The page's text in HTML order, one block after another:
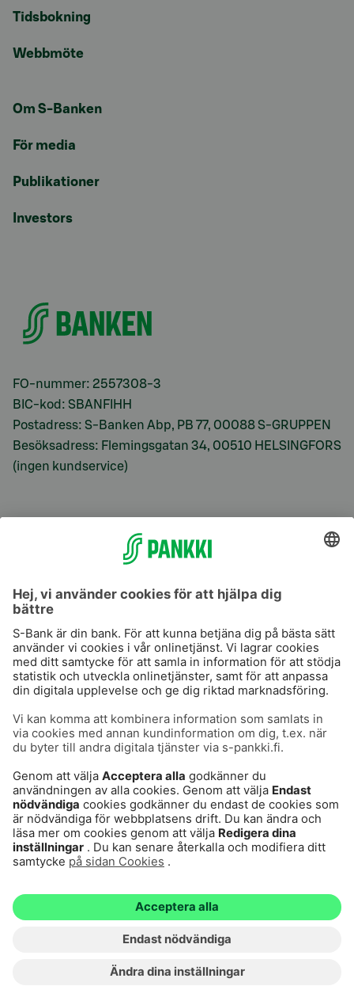
Tidsbokning
Webbmöte
Om S-Banken
För media
Publikationer
Investors
FO-nummer: 2557308-3
BIC-kod: SBANFIHH
Postadress: S-Banken Abp, PB 77, 00088 S-GRUPPEN
Besöksadress: Flemingsgatan 34, 00510 HELSINGFORS
(ingen kundservice)
S-Prime
Användarvillkor
Dataskydd
Cookies
Tillgänglighetsutlåtande